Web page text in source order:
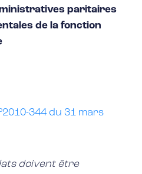
paritaires
de la fonction
344 du 31 mars
doivent être